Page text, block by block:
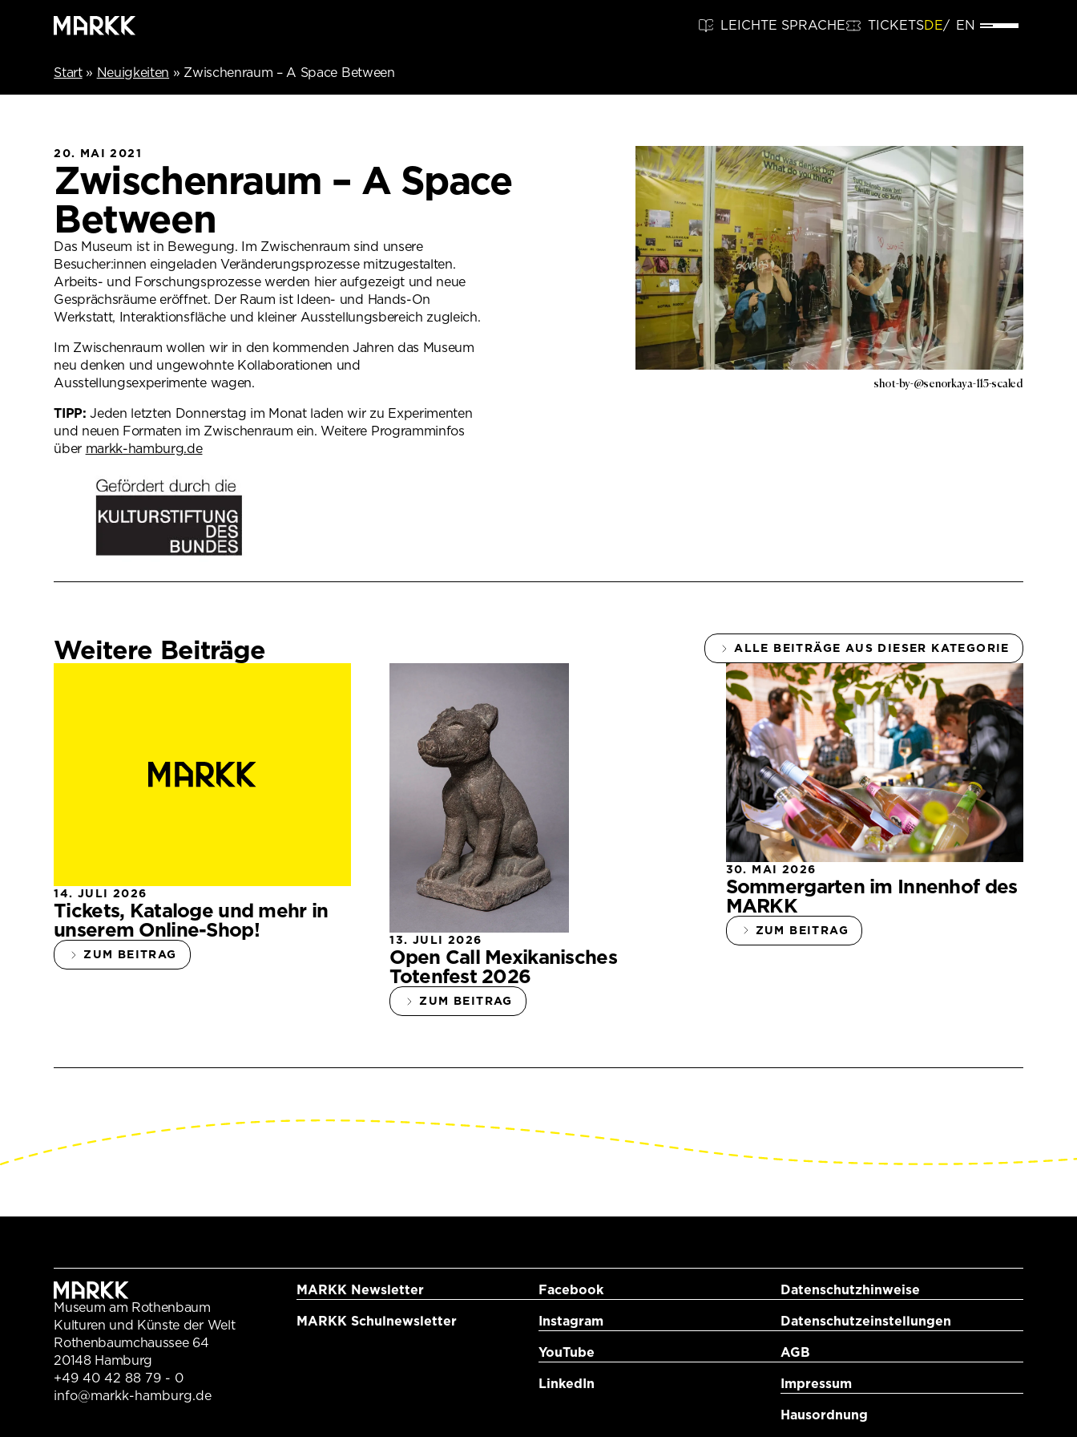
LEICHTE SPRACHE TICKETSDE EN
Start» Neuigkeiten » Zwischenraum – A Space Between
20. MAI 2021
Zwischenraum – A Space
Between
Das Museum ist in Bewegung. Im Zwischenraum sind unsere
Besucher:innen eingeladen Veränderungsprozesse mitzugestalten.
Arbeits- und Forschungsprozesse werden hier aufgezeigt und neue
Gesprächsräume eröffnet. Der Raum ist Ideen- und Hands-On
Werkstatt, Interaktionsfläche und kleiner Ausstellungsbereich zugleich.
Im Zwischenraum wollen wir in den kommenden Jahren das Museum
neu denken und ungewohnte Kollaborationen und
Ausstellungsexperimente wagen.
TIPP: Jeden letzten Donnerstag im Monat laden wir zu Experimenten
und neuen Formaten im Zwischenraum ein. Weitere Programminfos
über markk-hamburg.de
shot-by-@senorkaya-115-scaled
Weitere Beiträge ALLE BEITRÄGE AUS DIESER KATEGORIE
14. JULI 2026
Tickets, Kataloge und mehr in
unserem Online-Shop!
ZUM BEITRAG
13. JULI 2026
Open Call Mexikanisches
Totenfest 2026
ZUM BEITRAG
30. MAI 2026
Sommergarten im Innenhof des
MARKK
ZUM BEITRAG
Museum am Rothenbaum
Kulturen und Künste der Welt
Rothenbaumchaussee 64
20148 Hamburg
+49 40 42 88 79 - 0
info@markk-hamburg.de
MARKK Newsletter
MARKK Schulnewsletter
Facebook
Instagram
YouTube
LinkedIn
Datenschutzhinweise
Datenschutzeinstellungen
AGB
Impressum
Hausordnung